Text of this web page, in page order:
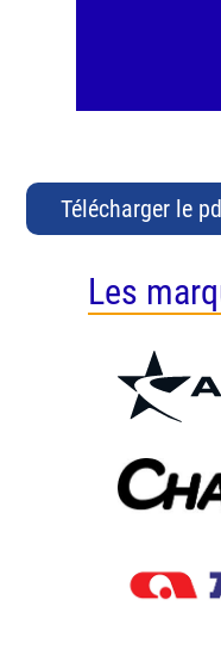
Télécharger le
Les